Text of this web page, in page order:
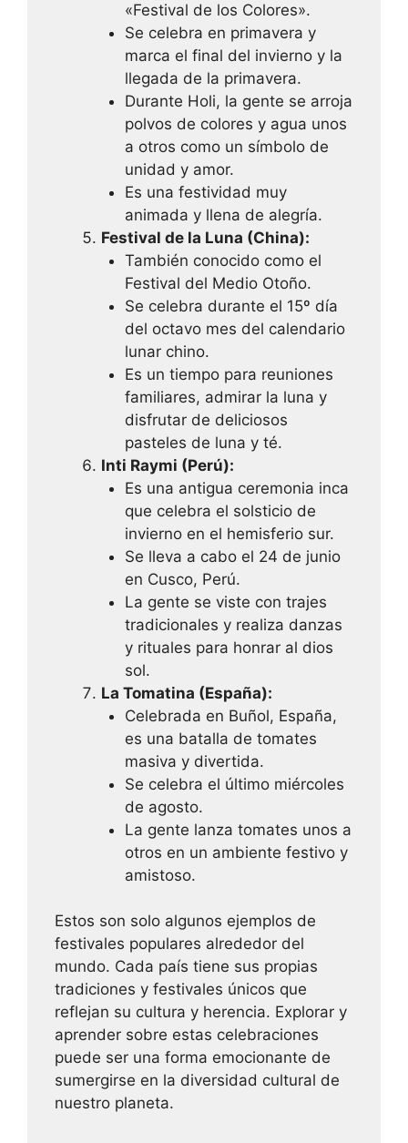
«Festival de los Colores».
Se celebra en primavera y
marca el final del invierno y la
llegada de la primavera.
Durante Holi, la gente se arroja
polvos de colores y agua unos
a otros como un símbolo de
unidad y amor.
Es una festividad muy
animada y llena de alegría.
Festival de la Luna (China):
También conocido como el
Festival del Medio Otoño.
Se celebra durante el 15º día
del octavo mes del calendario
lunar chino.
Es un tiempo para reuniones
familiares, admirar la luna y
disfrutar de deliciosos
pasteles de luna y té.
Inti Raymi (Perú):
Es una antigua ceremonia inca
que celebra el solsticio de
invierno en el hemisferio sur.
Se lleva a cabo el 24 de junio
en Cusco, Perú.
La gente se viste con trajes
tradicionales y realiza danzas
y rituales para honrar al dios
sol.
La Tomatina (España):
Celebrada en Buñol, España,
es una batalla de tomates
masiva y divertida.
Se celebra el último miércoles
de agosto.
La gente lanza tomates unos a
otros en un ambiente festivo y
amistoso.
Estos son solo algunos ejemplos de
festivales populares alrededor del
mundo. Cada país tiene sus propias
tradiciones y festivales únicos que
reflejan su cultura y herencia. Explorar y
aprender sobre estas celebraciones
puede ser una forma emocionante de
sumergirse en la diversidad cultural de
nuestro planeta.